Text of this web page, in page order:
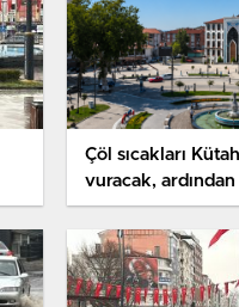
Çöl sıcakları
vuracak,
yağış geliyor